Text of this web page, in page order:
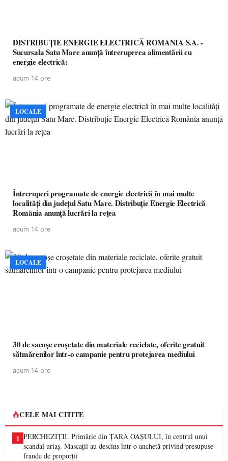
DISTRIBUȚIE ENERGIE ELECTRICĂ ROMANIA S.A. -
Sucursala Satu Mare anunţă întreruperea alimentării cu
energie electrică:
acum 14 ore
LOCALE
Întreruperi programate de energie electrică în mai multe
localități din județul Satu Mare. Distribuție Energie Electrică
România anunță lucrări la rețea
acum 14 ore
LOCALE
30 de sacoșe croșetate din materiale reciclate, oferite gratuit
sătmărenilor într-o campanie pentru protejarea mediului
acum 14 ore
CELE MAI CITITE
1 PERCHEZIȚII. Primărie din ȚARA OAȘULUI, în centrul unui
scandal uriaș. Mascații au descins într-o anchetă privind presupuse
fraude de proporții